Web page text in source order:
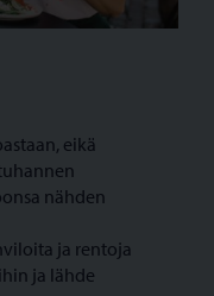
eikä
nähden
ja rentoja
ja lähde